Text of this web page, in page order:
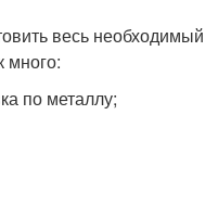
весь необходимый
много:
по металлу;